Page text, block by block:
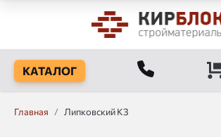
КАТАЛОГ
Главная / Липковский КЗ